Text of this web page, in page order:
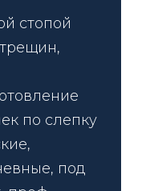
стопой
по слепку
под